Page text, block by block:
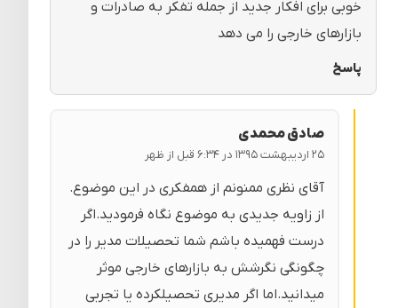
خوبی برای افکار جدید از جمله تفکر به صادرات و
بازارهای خارجی را می دهد
پاسخ
صادق محمدی
۲۵ اردیبهشت ۱۳۹۵ در ۶:۳۴ قبل از ظهر
آقای نظری ممنونم از همفکری در این موضوع.
از زاویه جدیدی به موضوع نگاه فرمودید.اگر
درست فهمیده باشم شما تحصیلات مدیر را در
چگونگی نگرشش به بازارهای خارجی موثر
میدانید.اما اگر مدیری تحصیلکرده یا تجربی